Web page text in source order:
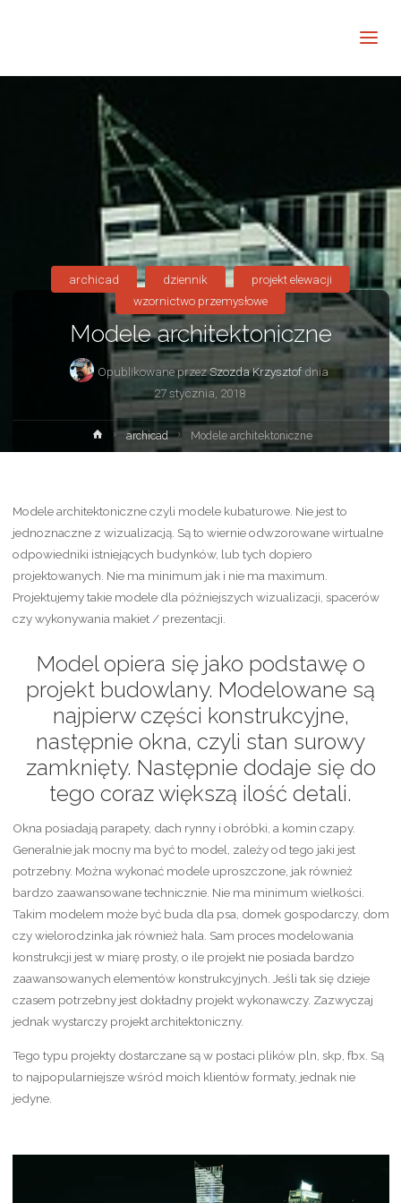
Modele architektoniczne
Opublikowane przezSzozda Krzysztof dnia
27 stycznia, 2018
archicad dziennik
projekt elewacji
wzornictwo przemysłowe
Strona
główna
archicad Modele architektoniczne
Modele architektoniczne czyli modele kubaturowe. Nie jest to
jednoznaczne z wizualizacją. Są to wiernie odwzorowane wirtualne
odpowiedniki istniejących budynków, lub tych dopiero
projektowanych. Nie ma minimum jak i nie ma maximum.
Projektujemy takie modele dla późniejszych wizualizacji, spacerów
czy wykonywania makiet / prezentacji.
Model opiera się jako podstawę o
projekt budowlany. Modelowane są
najpierw części konstrukcyjne,
następnie okna, czyli stan surowy
zamknięty. Następnie dodaje się do
tego coraz większą ilość detali.
Okna posiadają parapety, dach rynny i obróbki, a komin czapy.
Generalnie jak mocny ma być to model, zależy od tego jaki jest
potrzebny. Można wykonać modele uproszczone, jak również
bardzo zaawansowane technicznie. Nie ma minimum wielkości.
Takim modelem może być buda dla psa, domek gospodarczy, dom
czy wielorodzinka jak również hala. Sam proces modelowania
konstrukcji jest w miarę prosty, o ile projekt nie posiada bardzo
zaawansowanych elementów konstrukcyjnych. Jeśli tak się dzieje
czasem potrzebny jest dokładny projekt wykonawczy. Zazwyczaj
jednak wystarczy projekt architektoniczny.
Tego typu projekty dostarczane są w postaci plików pln, skp, fbx. Są
to najpopularniejsze wśród moich klientów formaty, jednak nie
jedyne.